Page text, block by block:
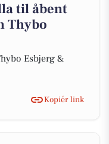
til åbent
Thybo
Esbjerg &
Kopiér link